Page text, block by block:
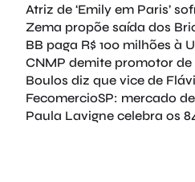
Atriz de ‘Emily em Paris’
Zema propõe saída dos
BB paga R$ 100 milhões
CNMP demite promotor
Boulos diz que vice de
FecomercioSP: mercado
Paula Lavigne celebra os